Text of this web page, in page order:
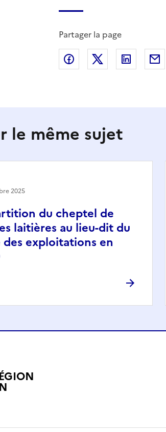
Partager la page
Partager sur Facebook
Partager sur
le même sujet
du cheptel de
laitières au lieu-dit du
des exploitations en
2025